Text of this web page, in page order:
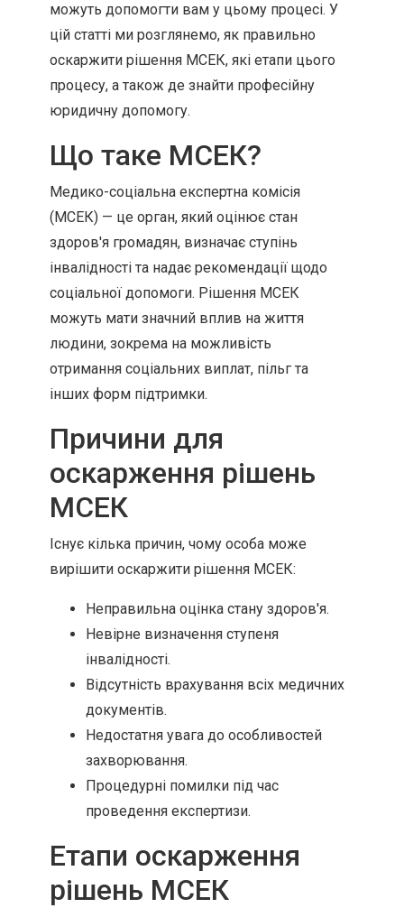
можуть допомогти вам у цьому процесі. У
цій статті ми розглянемо, як правильно
оскаржити рішення МСЕК, які етапи цього
процесу, а також де знайти професійну
юридичну допомогу.
Що таке МСЕК?
Медико-соціальна експертна комісія
(МСЕК) — це орган, який оцінює стан
здоров'я громадян, визначає ступінь
інвалідності та надає рекомендації щодо
соціальної допомоги. Рішення МСЕК
можуть мати значний вплив на життя
людини, зокрема на можливість
отримання соціальних виплат, пільг та
інших форм підтримки.
Причини для
оскарження рішень
МСЕК
Існує кілька причин, чому особа може
вирішити оскаржити рішення МСЕК:
Неправильна оцінка стану здоров'я.
Невірне визначення ступеня
інвалідності.
Відсутність врахування всіх медичних
документів.
Недостатня увага до особливостей
захворювання.
Процедурні помилки під час
проведення експертизи.
Етапи оскарження
рішень МСЕК